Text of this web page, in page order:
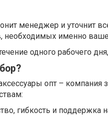
менеджер и уточнит
необходимых именно
одного рабочего
опт –
гибкость и поддержка